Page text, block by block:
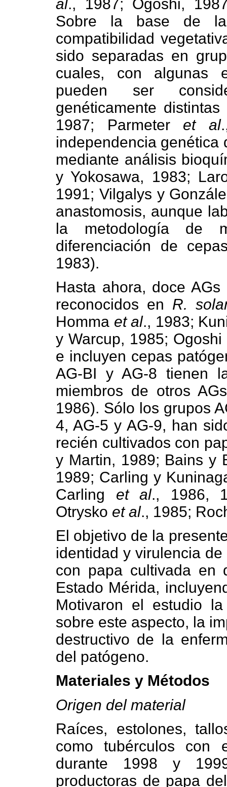
al., 1987; Ogoshi,
Sobre la base de
compatibilidad
sido separadas en
cuales, con algunas
pueden ser
genéticamente
1987; Parmeter et al
independencia genética
mediante análisis
y Yokosawa, 1983;
1991; Vilgalys y
anastomosis, aunque
la metodología de
diferenciación de
1983).
Hasta ahora, doce
reconocidos en R.
Homma et al., 1983;
y Warcup, 1985; Ogoshi
e incluyen cepas
AG-BI y AG-8 tienen
miembros de otros
1986). Sólo los grupos
4, AG-5 y AG-9, han
recién cultivados con
y Martin, 1989; Bains y
1989; Carling y
Carling et al., 1986,
Otrysko et al., 1985;
El objetivo de la
identidad y virulencia
con papa cultivada en
Estado Mérida,
Motivaron el estudio
sobre este aspecto, la
destructivo de la
del patógeno.
Materiales y Métodos
Origen del material
Raíces, estolones,
como tubérculos con
durante 1998 y
productoras de papa